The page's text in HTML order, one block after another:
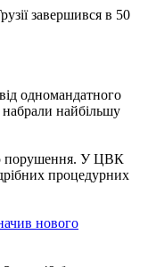
завершився в 50
одномандатного
набрали найбільшу
порушення. У ЦВК
процедурних
нового